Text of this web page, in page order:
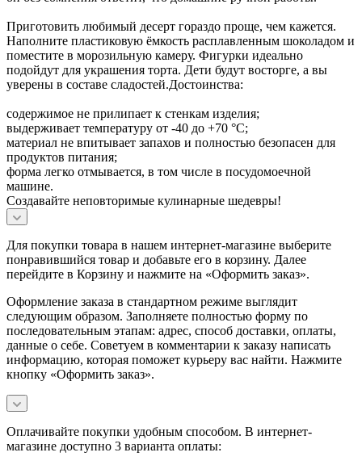
Приготовить любимый десерт гораздо проще, чем кажется.
Наполните пластиковую ёмкость расплавленным шоколадом и
поместите в морозильную камеру. Фигурки идеально
подойдут для украшения торта. Дети будут восторге, а вы
уверены в составе сладостей.Достоинства:
содержимое не прилипает к стенкам изделия;
выдерживает температуру от -40 до +70 °С;
материал не впитывает запахов и полностью безопасен для
продуктов питания;
форма легко отмывается, в том числе в посудомоечной
машине.
Создавайте неповторимые кулинарные шедевры!
Для покупки товара в нашем интернет-магазине выберите
понравившийся товар и добавьте его в корзину. Далее
перейдите в Корзину и нажмите на «Оформить заказ».
Оформление заказа в стандартном режиме выглядит
следующим образом. Заполняете полностью форму по
последовательным этапам: адрес, способ доставки, оплаты,
данные о себе. Советуем в комментарии к заказу написать
информацию, которая поможет курьеру вас найти. Нажмите
кнопку «Оформить заказ».
Оплачивайте покупки удобным способом. В интернет-
магазине доступно 3 варианта оплаты: